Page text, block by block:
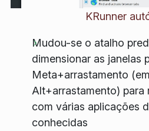
KRunner
Mudou-se o atalho
dimensionar as janelas
Meta+arrastamento
Alt+arrastamento)
com várias aplicações
conhecidas